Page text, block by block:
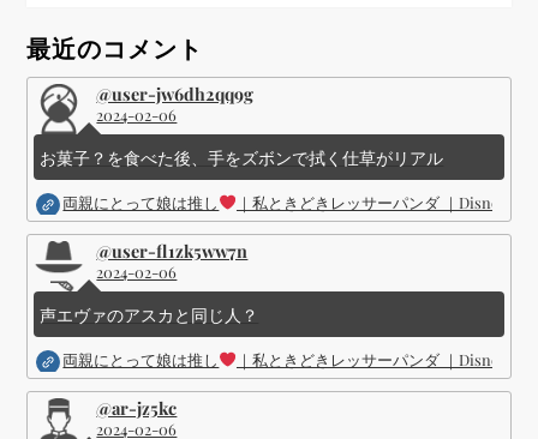
ョ
ン
最近のコメント
@user-jw6dh2qq9g
2024-02-06
お菓子？を食べた後、手をズボンで拭く仕草がリアル
両親にとって娘は推し ｜私ときどきレッサーパンダ ｜Disney (
@user-fl1zk5ww7n
2024-02-06
声エヴァのアスカと同じ人？
両親にとって娘は推し ｜私ときどきレッサーパンダ ｜Disney (
@ar-jz5kc
2024-02-06